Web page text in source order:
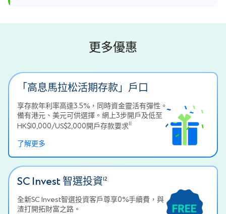
更多優惠
「高息馬拉松活期存款」戶口
享存款年利率高達3.5%，同時資金靈活有彈性。
備有港元、美元可供選擇。網上3步開戶及低至
HK$10,000/US$2,000開戶存款要求11
了解更多
SC Invest 智選投資12
全新SC Invest智選投資客戶尊享0%手續費，與
渣打開拓財富之路。